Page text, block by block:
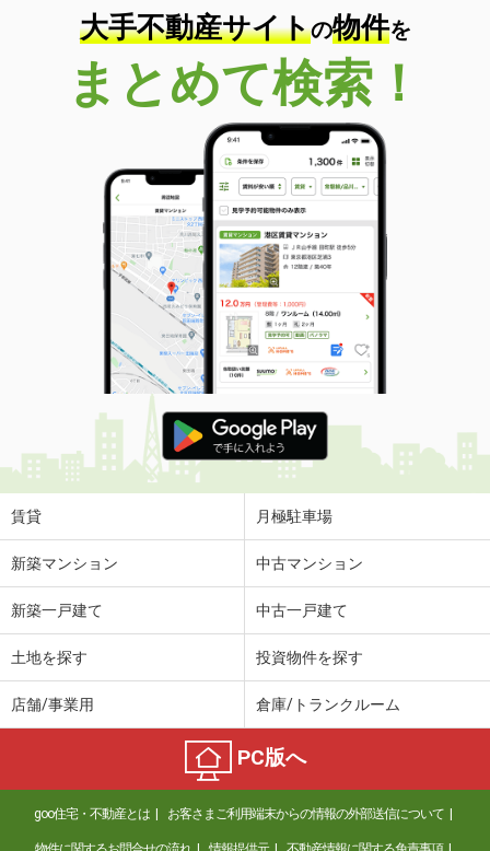
大手不動産サイトの物件を
まとめて検索！
賃貸 月極駐車場
新築マンション 中古マンション
新築一戸建て 中古一戸建て
土地を探す 投資物件を探す
店舗/事業用 倉庫/トランクルーム
PC版へ
goo住宅・不動産とは お客さまご利用端末からの情報の外部送信について